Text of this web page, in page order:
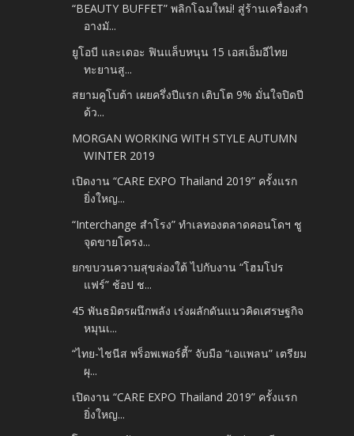
“BEAUTY BUFFET” พลิกโฉมใหม่! สู่ร้านเครื่องสำ
อางมั...
ยูโอบี และเดอะ ฟินแล็บหนุน 15 เอสเอ็มอีไทย
ทะยานสู...
สยามคูโบต้า เผยครึ่งปีแรก เติบโต 9% มั่นใจปิดปี
ด้ว...
MORGAN WORKING WITH STYLE AUTUMN
WINTER 2019
เปิดงาน “CARE EXPO Thailand 2019” ครั้งแรก
ยิ่งใหญ...
“Interchange สำโรง” ทำเลทองตลาดคอนโดฯ ชู
จุดขายโครง...
ยกขบวนความสุขล่องใต้ ไปกับงาน “โฮมโปร
แฟร์” ช้อป ช...
45 พันธมิตรผนึกพลัง เร่งผลักดันแนวคิดเศรษฐกิจ
หมุนเ...
“ไทย-ไชนีส พร็อพเพอร์ตี้” จับมือ “เอแพลน” เตรียม
ผุ...
เปิดงาน “CARE EXPO Thailand 2019” ครั้งแรก
ยิ่งใหญ...